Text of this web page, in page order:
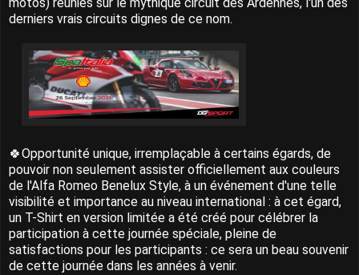
derniers vrais circuits dignes de ce nom.
🍀Opportunité unique, irremplaçable à certains égards, de
pouvoir non seulement assister officiellement aux couleurs
de l'Alfa Romeo Benelux Style, à un événement d'une telle
visibilité et importance au niveau international : à cet égard,
un T-Shirt en version limitée a été créé pour célébrer la
participation à cette journée spéciale, pleine de
satisfactions pour les participants : ce sera un beau souvenir
de cette journée dans les années à venir.